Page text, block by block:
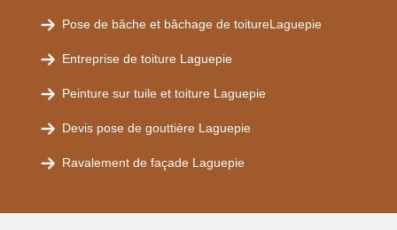
Pose de bâche et bâchage de toitureLaguepie
Entreprise de toiture Laguepie
Peinture sur tuile et toiture Laguepie
Devis pose de gouttière Laguepie
Ravalement de façade Laguepie